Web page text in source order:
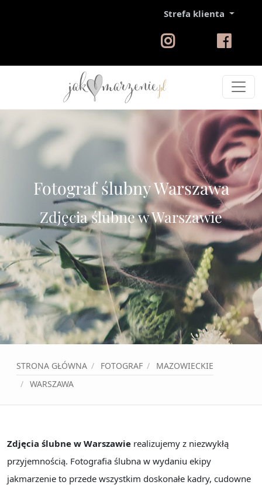
Strefa klienta
Fotograf ślubny Warszawa
Zdjęcia ślubne w Warszawie
STRONA GŁÓWNA FOTOGRAF
MAZOWIECKIE
WARSZAWA
Zdjęcia ślubne w Warszawie realizujemy z niezwykłą
przyjemnością. Fotografia ślubna w wydaniu ekipy
jakmarzenie to przede wszystkim doskonałe kadry, cudowne